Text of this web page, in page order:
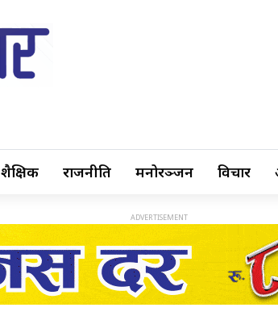
शैक्षिक राजनीति मनोरञ्जन विचार